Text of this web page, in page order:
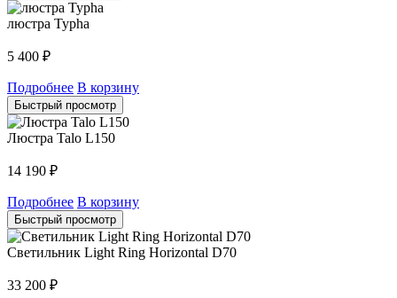
люстра Typha
5 400 ₽
Подробнее В корзину
Быстрый просмотр
Люстра Talo L150
14 190 ₽
Подробнее В корзину
Быстрый просмотр
Светильник Light Ring Horizontal D70
33 200 ₽